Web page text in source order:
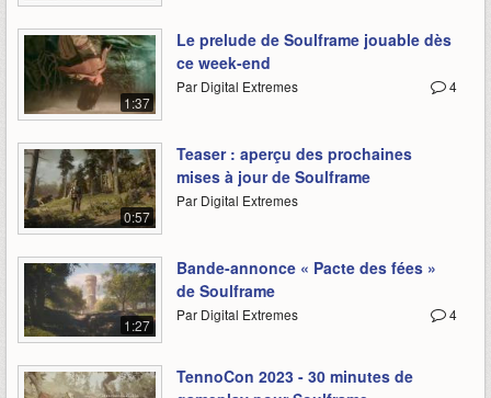
1:37
Le prelude de Soulframe jouable dès
ce week-end
4
Par Digital Extremes
0:57
Teaser : aperçu des prochaines
mises à jour de Soulframe
Par Digital Extremes
1:27
Bande-annonce « Pacte des fées »
de Soulframe
4
Par Digital Extremes
TennoCon 2023 - 30 minutes de